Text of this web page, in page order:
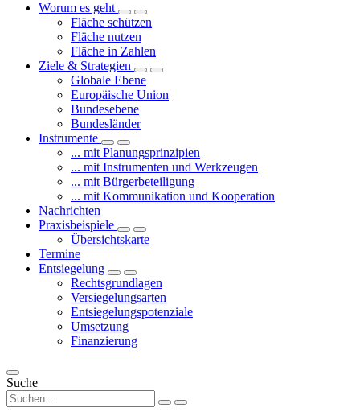
Worum es geht
Fläche schützen
Fläche nutzen
Fläche in Zahlen
Ziele & Strategien
Globale Ebene
Europäische Union
Bundesebene
Bundesländer
Instrumente
... mit Planungsprinzipien
... mit Instrumenten und Werkzeugen
... mit Bürgerbeteiligung
... mit Kommunikation und Kooperation
Nachrichten
Praxisbeispiele
Übersichtskarte
Termine
Entsiegelung
Rechtsgrundlagen
Versiegelungsarten
Entsiegelungspotenziale
Umsetzung
Finanzierung
Suche